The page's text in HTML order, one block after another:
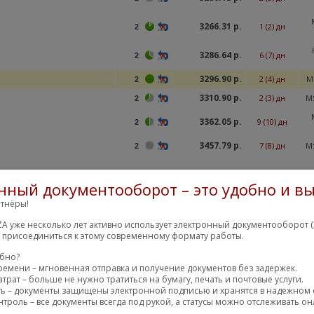
2 3266.31 р. 1 (2) дн
2 3286.64 р. 6 (7) дн
2 3296.90 р. 2 (4) дн
2 3310.90 р. 2 (3) дн
2 3362.05 р. 9 (10) дн
2 3457.79 р. 7 (8) дн
диск 3407.90 р.
3536.65 р. 0 (1) дн
диск Suzuki Grand
II (JT, TE, TD)
2 3265.29 р. 2 (4) дн
2 3359.01 р. 2 (4) дн
документооборот – это удобно и
уже несколько лет активно использует электронный документооборот
присоединиться к этому современному формату работы.
– мгновенная отправка и получение документов без задержек.
– больше не нужно тратиться на бумагу, печать и почтовые услуги.
– документы защищены электронной подписью и хранятся в надежном
– все документы всегда под рукой, а статусы можно отслеживать